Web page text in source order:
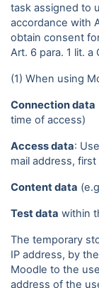
task assigned to
accordance with
obtain consent
Art. 6 para. 1 lit. a
(1) When using
Connection data
time of access)
Access data:
mail address,
Content data
Test data within
The temporary
IP address, by
Moodle to the
address of the